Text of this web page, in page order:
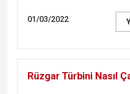
01/03/2022
Rüzgar Türbini Nasıl